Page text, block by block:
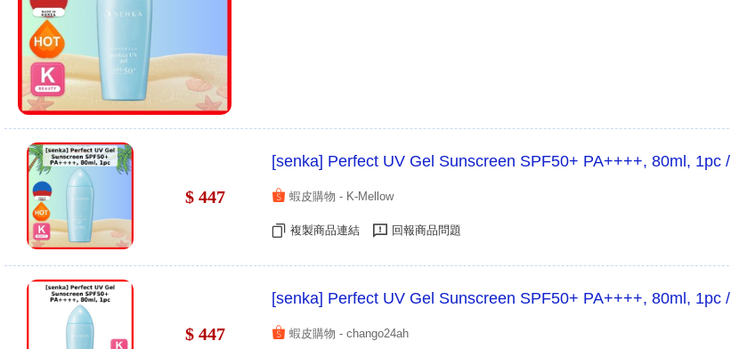
$ 447
[senka] Perfect UV Gel Sunscreen SPF50+ PA++++, 80ml, 1pc /
蝦皮購物 - K-Mellow
複製商品連結 回報商品問題
$ 447
[senka] Perfect UV Gel Sunscreen SPF50+ PA++++, 80ml, 1pc /
蝦皮購物 - chango24ah